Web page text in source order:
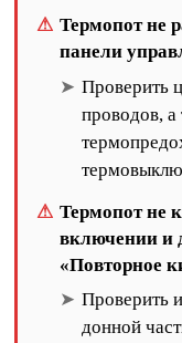
Термопот не
панели
Проверить
проводов, а
Термопот не
включении и
«Повторное
Проверить
донной